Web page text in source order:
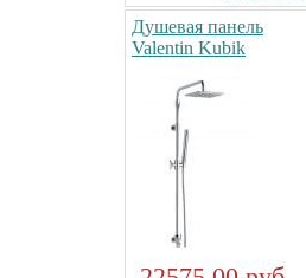
Душевая панель
Valentin Kubik